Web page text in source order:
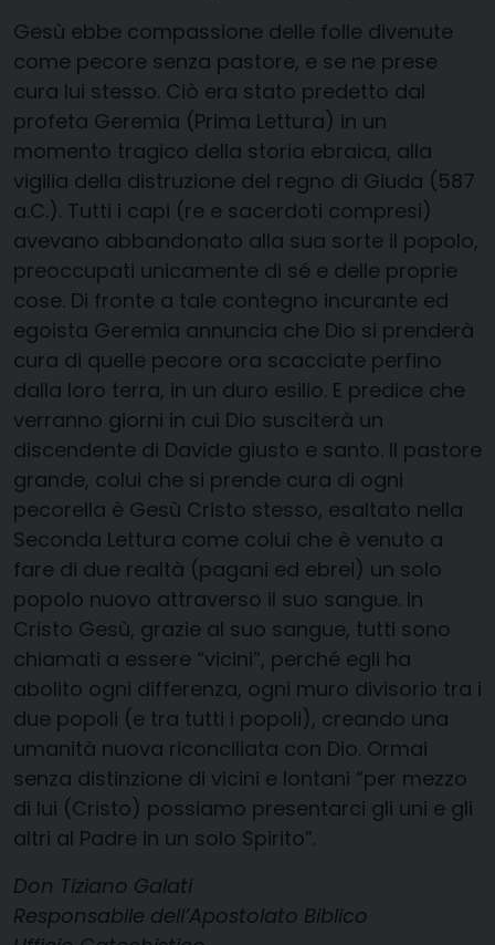
Gesù ebbe compassione delle folle divenute
come pecore senza pastore, e se ne prese
cura lui stesso. Ciò era stato predetto dal
profeta Geremia (Prima Lettura) in un
momento tragico della storia ebraica, alla
vigilia della distruzione del regno di Giuda (587
a.C.). Tutti i capi (re e sacerdoti compresi)
avevano abbandonato alla sua sorte il popolo,
preoccupati unicamente di sé e delle proprie
cose. Di fronte a tale contegno incurante ed
egoista Geremia annuncia che Dio si prenderà
cura di quelle pecore ora scacciate perfino
dalla loro terra, in un duro esilio. E predice che
verranno giorni in cui Dio susciterà un
discendente di Davide giusto e santo. Il pastore
grande, colui che si prende cura di ogni
pecorella è Gesù Cristo stesso, esaltato nella
Seconda Lettura come colui che è venuto a
fare di due realtà (pagani ed ebrei) un solo
popolo nuovo attraverso il suo sangue. In
Cristo Gesù, grazie al suo sangue, tutti sono
chiamati a essere “vicini”, perché egli ha
abolito ogni differenza, ogni muro divisorio tra i
due popoli (e tra tutti i popoli), creando una
umanità nuova riconciliata con Dio. Ormai
senza distinzione di vicini e lontani “per mezzo
di lui (Cristo) possiamo presentarci gli uni e gli
altri al Padre in un solo Spirito”.
Don Tiziano Galati
Responsabile dell’Apostolato Biblico